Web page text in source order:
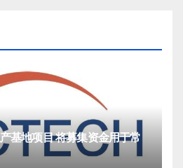
基地项目 将募集资金用于常